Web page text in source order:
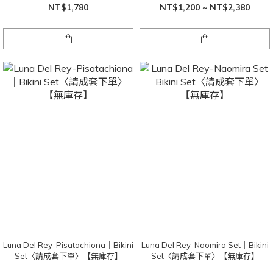
NT$1,780 NT$1,200 ~ NT$2,380
Luna Del Rey-Pisatachiona｜Bikini
Set〈請成套下單〉【無庫存】
Luna Del Rey-Naomira Set｜Bikini
Set〈請成套下單〉【無庫存】